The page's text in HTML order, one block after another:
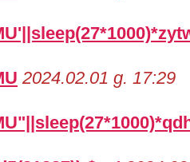
2024.02.01 g. 17:29